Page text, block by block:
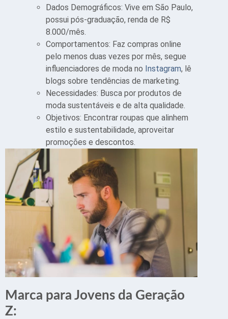
Dados Demográficos: Vive em São Paulo,
possui pós-graduação, renda de R$
8.000/mês.
Comportamentos: Faz compras online
pelo menos duas vezes por mês, segue
influenciadores de moda no Instagram, lê
blogs sobre tendências de marketing.
Necessidades: Busca por produtos de
moda sustentáveis e de alta qualidade.
Objetivos: Encontrar roupas que alinhem
estilo e sustentabilidade, aproveitar
promoções e descontos.
Marca para Jovens da Geração
Z: